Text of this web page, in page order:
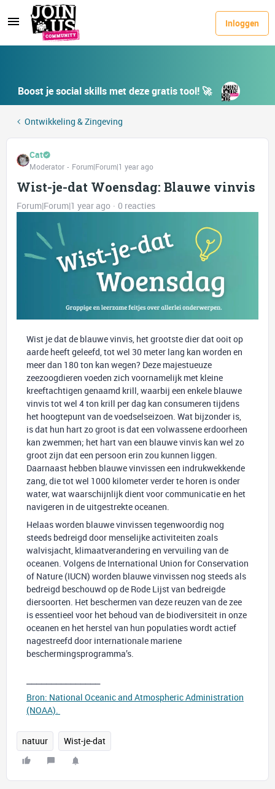
Inloggen
Boost je social skills met deze gratis tool! 🚀
Ontwikkeling & Zingeving
Cat
Moderator Forum|Forum|1 year ago
Wist-je-dat Woensdag: Blauwe vinvis
Forum|Forum|1 year ago 0 reacties
Wist je dat de blauwe vinvis, het grootste dier dat ooit op
aarde heeft geleefd, tot wel 30 meter lang kan worden en
meer dan 180 ton kan wegen? Deze majestueuze
zeezoogdieren voeden zich voornamelijk met kleine
kreeftachtigen genaamd krill, waarbij een enkele blauwe
vinvis tot wel 4 ton krill per dag kan consumeren tijdens
het hoogtepunt van de voedselseizoen. Wat bijzonder is,
is dat hun hart zo groot is dat een volwassene erdoorheen
kan zwemmen; het hart van een blauwe vinvis kan wel zo
groot zijn dat een persoon erin zou kunnen liggen.
Daarnaast hebben blauwe vinvissen een indrukwekkende
zang, die tot wel 1000 kilometer verder te horen is onder
water, wat waarschijnlijk dient voor communicatie en het
navigeren in de uitgestrekte oceanen.
Helaas worden blauwe vinvissen tegenwoordig nog
steeds bedreigd door menselijke activiteiten zoals
walvisjacht, klimaatverandering en vervuiling van de
oceanen. Volgens de International Union for Conservation
of Nature (IUCN) worden blauwe vinvissen nog steeds als
bedreigd beschouwd op de Rode Lijst van bedreigde
diersoorten. Het beschermen van deze reuzen van de zee
is essentieel voor het behoud van de biodiversiteit in onze
oceanen en het herstel van hun populaties wordt actief
nagestreefd door internationale mariene
beschermingsprogramma’s.
Bron: National Oceanic and Atmospheric Administration
(NOAA).
natuur Wist-je-dat